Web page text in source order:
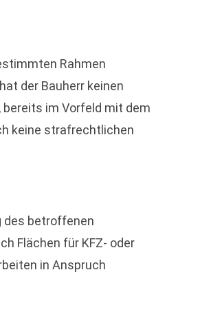
Rahmen
der Bauherr keinen
im Vorfeld mit dem
keine strafrechtlichen
des betroffenen
Flächen für KFZ- oder
in Anspruch